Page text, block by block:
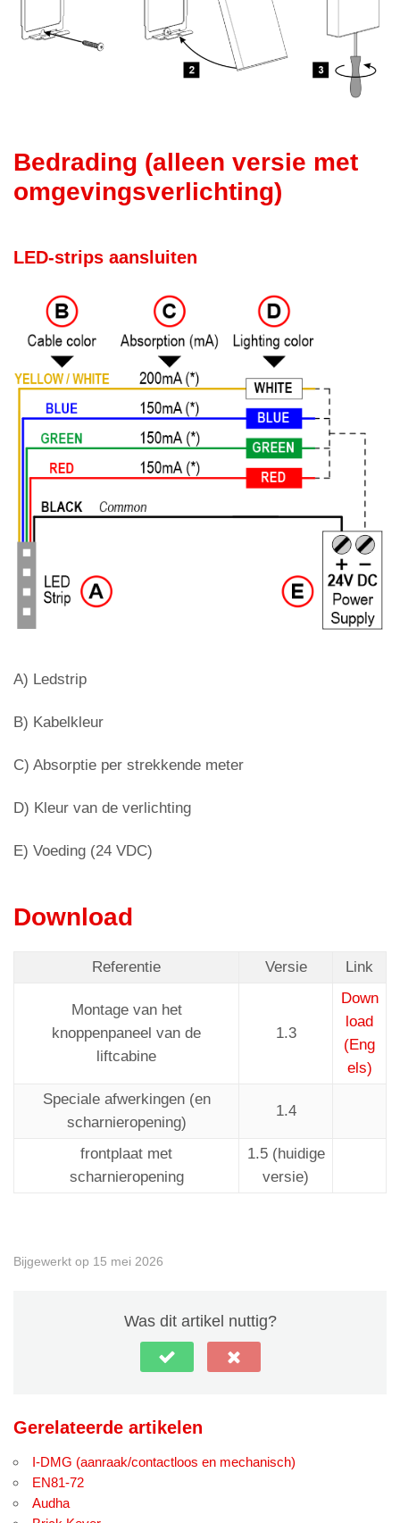
Bedrading (alleen versie met
omgevingsverlichting)
LED-strips aansluiten
A) Ledstrip
B) Kabelkleur
C) Absorptie per strekkende meter
D) Kleur van de verlichting
E) Voeding (24 VDC)
Download
Referentie Versie Link
Montage van het
knoppenpaneel van de
liftcabine
1.3
Down
load
(Eng
els)
Speciale afwerkingen (en
scharnieropening)
1.4
frontplaat met
scharnieropening
1.5 (huidige
versie)
Bijgewerkt op 15 mei 2026
Was dit artikel nuttig?
Gerelateerde artikelen
I-DMG (aanraak/contactloos en mechanisch)
EN81-72
Audha